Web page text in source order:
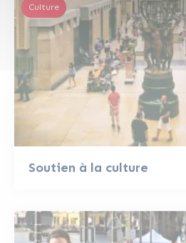
Soutien à la culture
Culture